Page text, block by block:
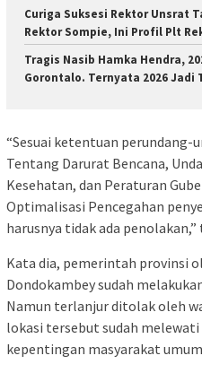
Curiga Suksesi Rektor Unsrat
Rektor Sompie, Ini Profil Plt
Tragis Nasib Hamka Hendra,
Gorontalo. Ternyata 2026 Jadi
“Sesuai ketentuan perundang-
Tentang Darurat Bencana,
Kesehatan, dan Peraturan
Optimalisasi Pencegahan
harusnya tidak ada penolakan,”
Kata dia, pemerintah provinsi
Dondokambey sudah
Namun terlanjur ditolak oleh
lokasi tersebut sudah
kepentingan masyarakat